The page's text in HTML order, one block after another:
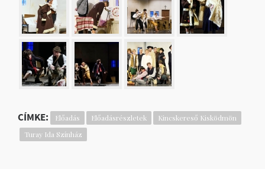
CÍMKE: Előadás Előadásrészletek
Kincskereső Kisködmön
Turay Ida Színház